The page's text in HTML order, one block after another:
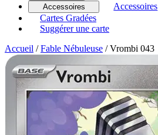
Accessoires
Accessoires
Cartes Gradées
Suggérer une carte
Accueil / Fable Nébuleuse / Vrombi 043